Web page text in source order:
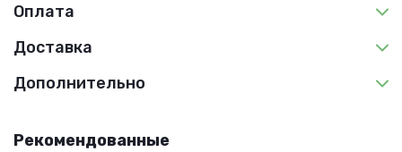
Оплата
Доставка
Дополнительно
Рекомендованные